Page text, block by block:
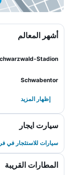
أشهر المعالم
Stadion
Schwabentor
إظهار المزيد
سيارت ايجار
سيارات للاستئجار في
المطارات القريبة